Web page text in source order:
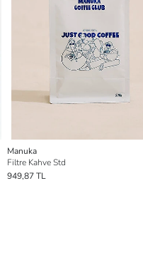
Manuka
Filtre Kahve Std
949,87 TL